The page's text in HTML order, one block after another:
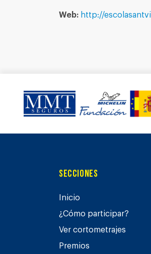
Web: http://
Secciones
Inicio
¿Cómo participar?
Ver cortometrajes
Premios